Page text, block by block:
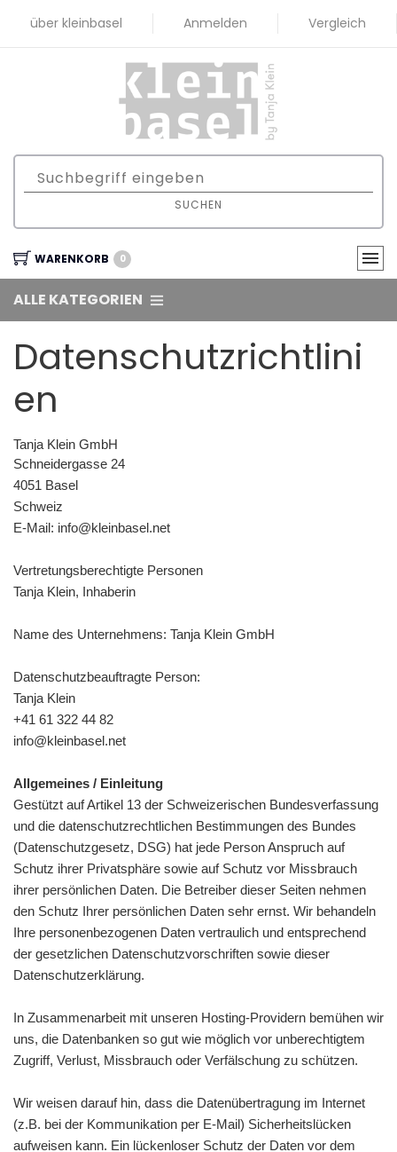
über kleinbasel Anmelden Vergleich
SUCHEN
WARENKORB 0
ALLE KATEGORIEN
Datenschutzrichtlini
en
Tanja Klein GmbH
Schneidergasse 24
4051 Basel
Schweiz
E-Mail: info@kleinbasel.net
Vertretungsberechtigte Personen
Tanja Klein, Inhaberin
Name des Unternehmens: Tanja Klein GmbH
Datenschutzbeauftragte Person:
Tanja Klein
+41 61 322 44 82
info@kleinbasel.net
Allgemeines / Einleitung
Gestützt auf Artikel 13 der Schweizerischen Bundesverfassung
und die datenschutzrechtlichen Bestimmungen des Bundes
(Datenschutzgesetz, DSG) hat jede Person Anspruch auf
Schutz ihrer Privatsphäre sowie auf Schutz vor Missbrauch
ihrer persönlichen Daten. Die Betreiber dieser Seiten nehmen
den Schutz Ihrer persönlichen Daten sehr ernst. Wir behandeln
Ihre personenbezogenen Daten vertraulich und entsprechend
der gesetzlichen Datenschutzvorschriften sowie dieser
Datenschutzerklärung.
In Zusammenarbeit mit unseren Hosting-Providern bemühen wir
uns, die Datenbanken so gut wie möglich vor unberechtigtem
Zugriff, Verlust, Missbrauch oder Verfälschung zu schützen.
Wir weisen darauf hin, dass die Datenübertragung im Internet
(z.B. bei der Kommunikation per E-Mail) Sicherheitslücken
aufweisen kann. Ein lückenloser Schutz der Daten vor dem